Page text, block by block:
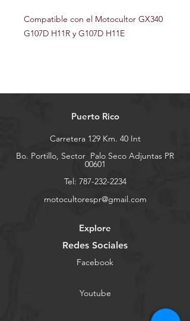
Compatible con el Motocultor GX340
G107D H11R y G107D H11E
Puerto Rico
Carretera 129 Km. 40 Int
Bo. Portillo, Sector Palo Seco Adjuntas PR
00601
Tel: 787-232-2234
motocultorespr@gmail.com
Explore
Redes Sociales
Facebook
Youtube